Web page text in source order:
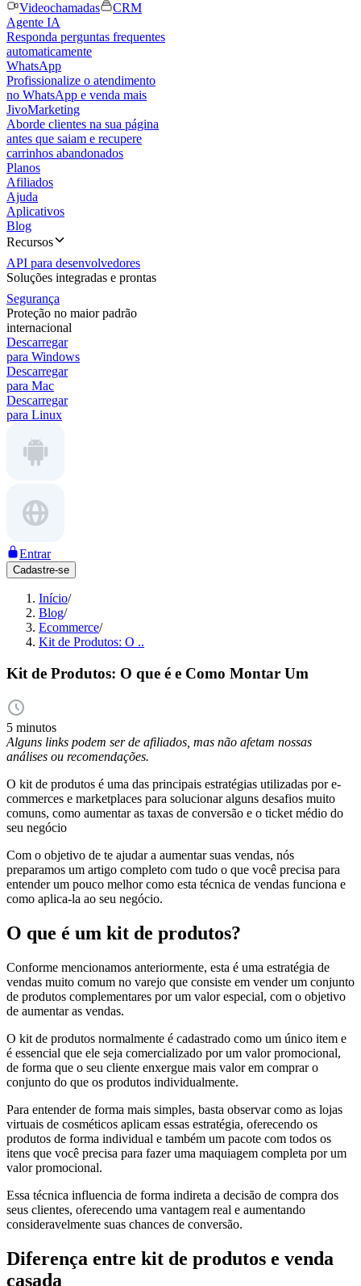
Videochamadas
CRM
Agente IA
Responda perguntas frequentes
automaticamente
WhatsApp
Profissionalize o atendimento
no WhatsApp e venda mais
JivoMarketing
Aborde clientes na sua página
antes que saiam e recupere
carrinhos abandonados
Planos
Afiliados
Ajuda
Aplicativos
Blog
Recursos
API para desenvolvedores
Soluções integradas e prontas
Segurança
Proteção no maior padrão
internacional
Descarregar
para Windows
Descarregar
para Mac
Descarregar
para Linux
Entrar
Cadastre-se
Início/
Blog/
Ecommerce/
Kit de Produtos: O ..
Kit de Produtos: O que é e Como Montar Um
5 minutos
Alguns links podem ser de afiliados, mas não afetam nossas
análises ou recomendações.
O kit de produtos é uma das principais estratégias utilizadas por e-
commerces e marketplaces para solucionar alguns desafios muito
comuns, como aumentar as taxas de conversão e o ticket médio do
seu negócio
Com o objetivo de te ajudar a aumentar suas vendas, nós
preparamos um artigo completo com tudo o que você precisa para
entender um pouco melhor como esta técnica de vendas funciona e
como aplica-la ao seu negócio.
O que é um kit de produtos?
Conforme mencionamos anteriormente, esta é uma estratégia de
vendas muito comum no varejo que consiste em vender um conjunto
de produtos complementares por um valor especial, com o objetivo
de aumentar as vendas.
O kit de produtos normalmente é cadastrado como um único item e
é essencial que ele seja comercializado por um valor promocional,
de forma que o seu cliente enxergue mais valor em comprar o
conjunto do que os produtos individualmente.
Para entender de forma mais simples, basta observar como as lojas
virtuais de cosméticos aplicam essas estratégia, oferecendo os
produtos de forma individual e também um pacote com todos os
itens que você precisa para fazer uma maquiagem completa por um
valor promocional.
Essa técnica influencia de forma indireta a decisão de compra dos
seus clientes, oferecendo uma vantagem real e aumentando
consideravelmente suas chances de conversão.
Diferença entre kit de produtos e venda
casada